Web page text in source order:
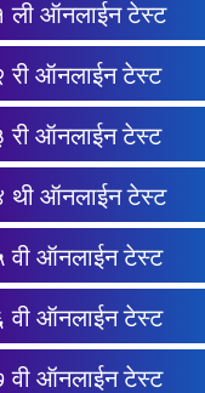
ली ऑनलाईन टेस्ट
री ऑनलाईन टेस्ट
री ऑनलाईन टेस्ट
थी ऑनलाईन टेस्ट
वी ऑनलाईन टेस्ट
वी ऑनलाईन टेस्ट
वी ऑनलाईन टेस्ट